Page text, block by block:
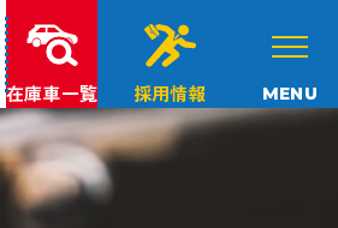
在庫車一覧 採用情報 MENU